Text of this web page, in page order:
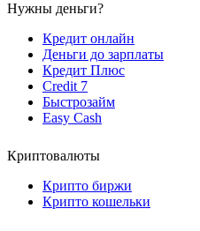
Нужны деньги?
Кредит онлайн
Деньги до зарплаты
Кредит Плюс
Credit 7
Быстрозайм
Easy Cash
Криптовалюты
Крипто биржи
Крипто кошельки